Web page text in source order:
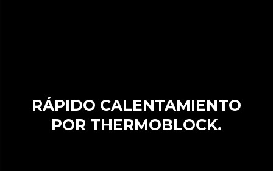
RÁPIDO CALENTAMIENTO
POR THERMOBLOCK.